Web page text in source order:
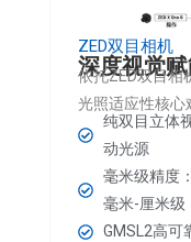
ZED双目相机
深度视觉
依托ZED双目相
光照适应性核心
纯双目立体
动光源
毫米级精度
毫米-厘米级
GMSL2高可